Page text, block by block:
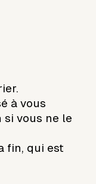
à vous
vous ne le
fin, qui est